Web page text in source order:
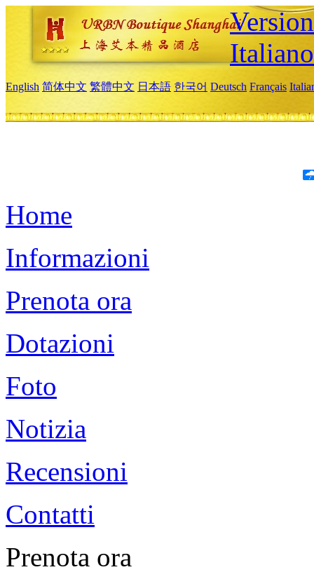
Italiano
English 简体中文 繁體中文 日本語 한국어 Deutsch Français
Home
Informazioni
Prenota ora
Dotazioni
Foto
Notizia
Recensioni
Contatti
Prenota ora